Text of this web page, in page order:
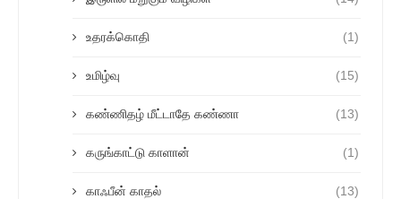
உதரக்கொதி (1)
உமிழ்வு (15)
கண்ணிதழ் மீட்டாதே கண்ணா (13)
கருங்காட்டு காளான் (1)
காஃபீன் காதல் (13)